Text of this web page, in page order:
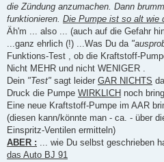
die Zündung anzumachen. Dann
funktionieren. Die Pumpe ist so alt wie
Äh'm ... also ... (auch auf die Gefahr
...ganz ehrlich (!) ...Was Du da
Funktions-Test , ob die Kraftstoff-
Nicht MEHR und nicht WENIGER .
Dein "Test" sagt leider GAR NICHTS
Druck die Pumpe WIRKLICH noch
Eine neue Kraftstoff-Pumpe im AAR
(diesen kann/könnte man - ca. - über
Einspritz-Ventilen ermitteln)
ABER : ... wie Du selbst geschrieben
das Auto BJ 91